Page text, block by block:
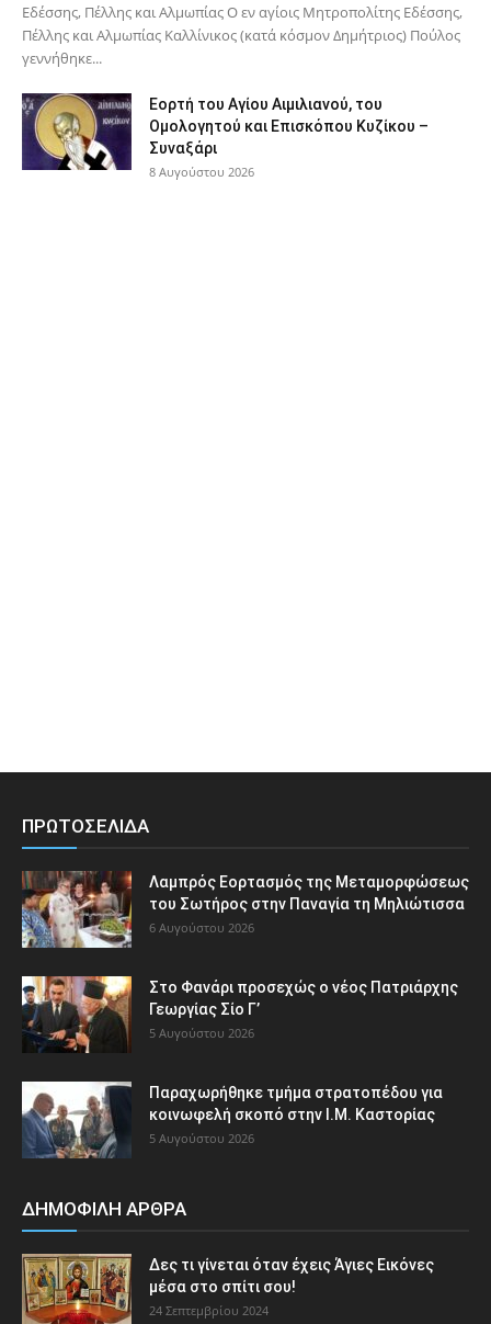
Εδέσσης, Πέλλης και Αλμωπίας Ο εν αγίοις Μητροπολίτης Εδέσσης,
Πέλλης και Αλμωπίας Καλλίνικος (κατά κόσμον Δημήτριος) Πούλος
γεννήθηκε...
Εορτή του Αγίου Αιμιλιανού, του
Ομολογητού και Επισκόπου Κυζίκου –
Συναξάρι
8 Αυγούστου 2026
ΠΡΩΤΟΣΕΛΙΔΑ
Λαμπρός Εορτασμός της Μεταμορφώσεως
του Σωτήρος στην Παναγία τη Μηλιώτισσα
6 Αυγούστου 2026
Στο Φανάρι προσεχώς ο νέος Πατριάρχης
Γεωργίας Σίο Γ’
5 Αυγούστου 2026
Παραχωρήθηκε τμήμα στρατοπέδου για
κοινωφελή σκοπό στην Ι.Μ. Καστορίας
5 Αυγούστου 2026
ΔΗΜΟΦΙΛΗ ΑΡΘΡΑ
Δες τι γίνεται όταν έχεις Άγιες Εικόνες
μέσα στο σπίτι σου!
24 Σεπτεμβρίου 2024